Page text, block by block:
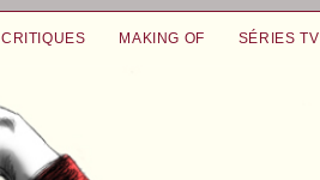
CRITIQUES MAKING OF SÉRIES TV